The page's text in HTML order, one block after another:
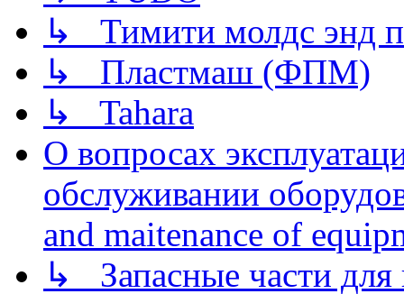
↳ Тимити молдс энд
↳ Пластмаш (ФПМ)
↳ Tahara
О вопросах
обслуживании
and maitenance of
↳ Запасные части для